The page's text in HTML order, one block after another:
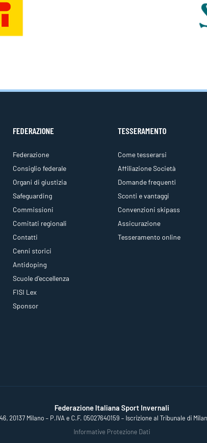
FEDERAZIONE
Federazione
Consiglio federale
Organi di giustizia
Safeguarding
Commissioni
Comitati regionali
Contatti
Cenni storici
Antidoping
Scuole d'eccellenza
FISI Lex
Sponsor
TESSERAMENTO
Come tesserarsi
Affiliazione Società
Domande frequenti
Sconti e vantaggi
Convenzioni skipass
Assicurazione
Tesseramento online
Federazione Italiana Sport Invernali
20137 Milano – P.IVA e C.F. 05027640159 – Iscrizione al Tribunale di
Informative Protezione Dati